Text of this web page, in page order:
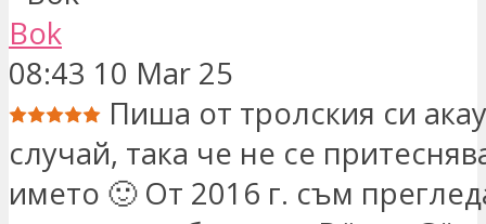
Bok
08:43 10 Mar 25
Пиша от тролския си
случай, така че не се
името 🙂 От 2016 г. съм